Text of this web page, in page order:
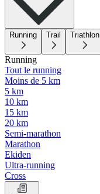
Running Trail Triathlon
Running
Tout le running
Moins de 5 km
5 km
10 km
15 km
20 km
Semi-marathon
Marathon
Ekiden
Ultra-running
Cross